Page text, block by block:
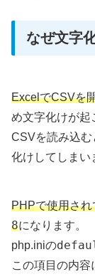
なぜ文字
ExcelでCSVを
め文字化けが起
CSVを読み込
化けしてしまい
PHPで使用さ
8になります。
php.iniの
この項目の内容